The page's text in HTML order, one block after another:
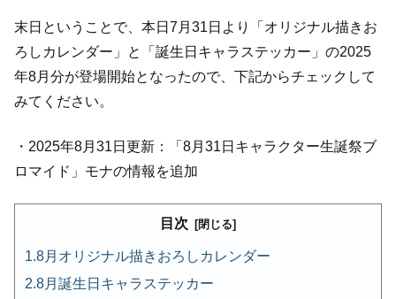
末日ということで、本日7月31日より「オリジナル描きお
ろしカレンダー」と「誕生日キャラステッカー」の2025
年8月分が登場開始となったので、下記からチェックして
みてください。
・2025年8月31日更新：「8月31日キャラクター生誕祭ブ
ロマイド」モナの情報を追加
目次
8月オリジナル描きおろしカレンダー
8月誕生日キャラステッカー